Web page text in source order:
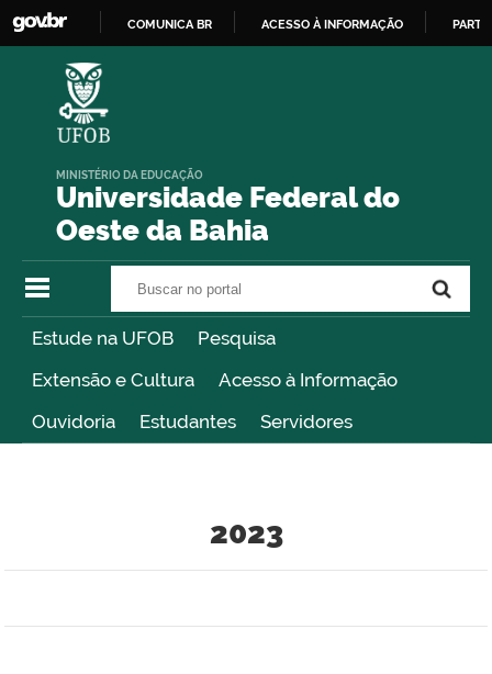
COMUNICA BR ACESSO À INFORMAÇÃO
Universidade Federal do
Oeste da Bahia
MINISTÉRIO DA EDUCAÇÃO
Estude na UFOB
Pesquisa
Extensão e Cultura
Acesso à Informação
Ouvidoria
Estudantes Servidores
2023